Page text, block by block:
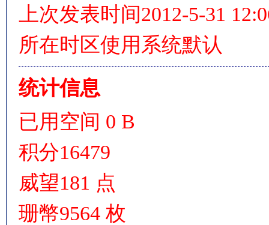
上次发表时间2012-5-31
所在时区使用系统默认
统计信息
已用空间 0 B
积分16479
威望181 点
珊幣9564 枚